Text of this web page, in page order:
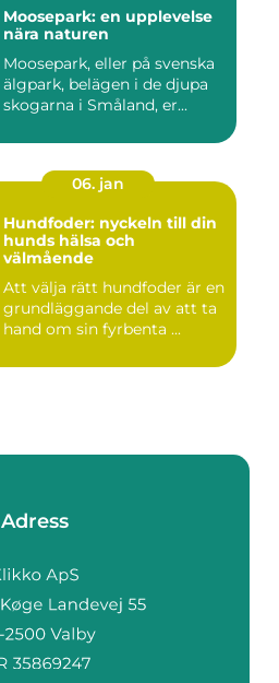
Moosepark: en upplevelse
nära naturen
Moosepark, eller på svenska
älgpark, belägen i de djupa
skogarna i Småland, er...
06. jan
Hundfoder: nyckeln till din
hunds hälsa och
välmående
Att välja rätt hundfoder är en
grundläggande del av att ta
hand om sin fyrbenta ...
Adress